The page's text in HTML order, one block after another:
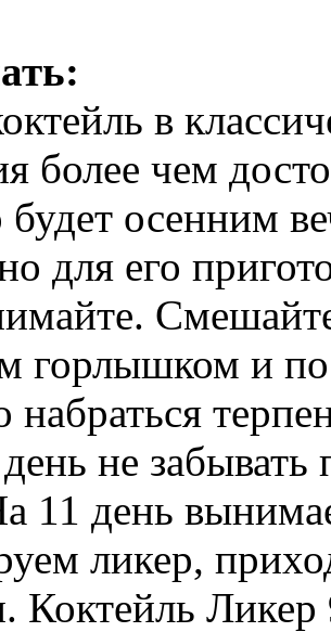
в
более чем
осенним
для его
горлышком и
набраться
не
11 день
ликер,
Коктейль